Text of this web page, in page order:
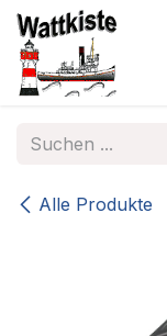
Zum Inhalt springen
Alle Produkte